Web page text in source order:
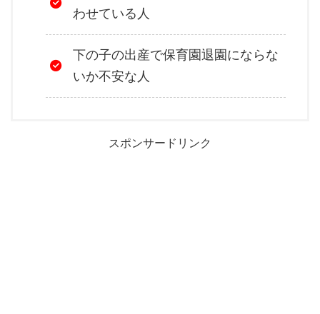
わせている人
下の子の出産で保育園退園にならな
いか不安な人
スポンサードリンク